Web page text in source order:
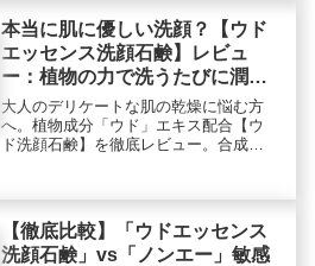
いエイジングケア※の正体とは。（※
年齢に応じたケア）
本当に肌に優しい洗顔？【ウド
エッセンス洗顔石鹸】レビュ
ー：植物の力で洗うたびに潤う
新鮮な体験
大人のデリケートな肌の乾燥に悩む方
へ。植物成分「ウド」エキス配合【ウ
ド洗顔石鹸】を徹底レビュー。合成界
す。
【徹底比較】「ウドエッセンス
洗顔石鹸」vs「ノンエー」敏感